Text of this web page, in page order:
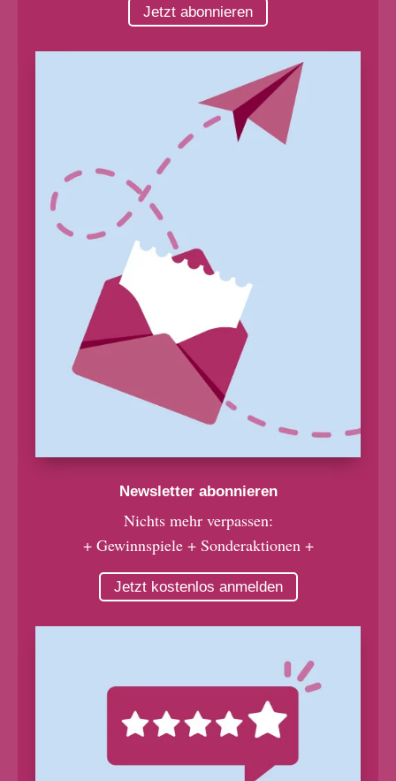
Jetzt abonnieren
Newsletter abonnieren
Nichts mehr verpassen:
+ Gewinnspiele + Sonderaktionen +
Jetzt kostenlos anmelden